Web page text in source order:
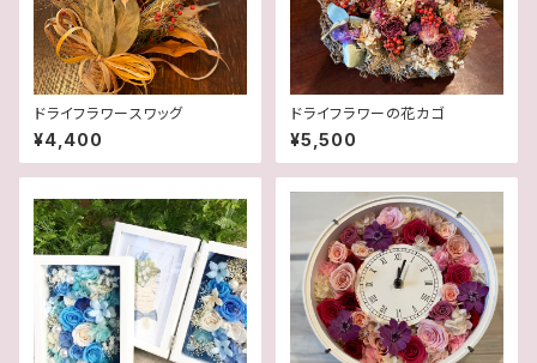
ドライフラワースワッグ
¥4,400
ドライフラワーの花カゴ
¥5,500